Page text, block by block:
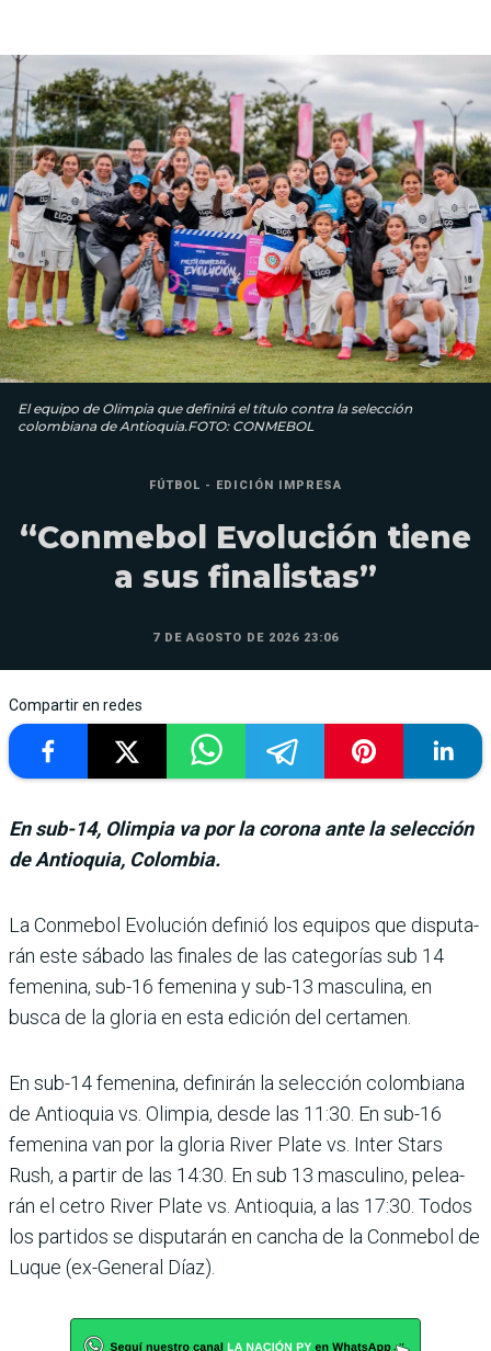
El equipo de Olimpia que definirá el título contra la selección
colombiana de Antioquia.FOTO: CONMEBOL
FÚTBOL - EDICIÓN IMPRESA
“Conmebol Evolución tiene
a sus finalistas”
7 DE AGOSTO DE 2026 23:06
Compartir en redes
En sub-14, Olimpia va por la corona ante la selección
de Antioquia, Colombia.
La Conmebol Evolución defi­nió los equipos que disputa­
rán este sábado las finales de las categorías sub 14
feme­nina, sub-16 femenina y sub-13 masculina, en
busca de la gloria en esta edición del cer­tamen.
En sub-14 femenina, defini­rán la selección colombiana
de Antioquia vs. Olimpia, desde las 11:30. En sub-16
femenina van por la gloria River Plate vs. Inter Stars
Rush, a partir de las 14:30. En sub 13 masculino, pelea­
rán el cetro River Plate vs. Antioquia, a las 17:30. Todos
los partidos se disputarán en cancha de la Conmebol de
Luque (ex-General Díaz).